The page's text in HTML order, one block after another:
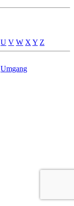
U V W X Y Z
Umgang